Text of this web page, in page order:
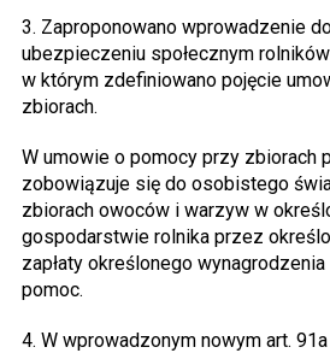
3. Zaproponowano wprowadzenie
ubezpieczeniu społecznym
w którym zdefiniowano pojęcie
zbiorach.
W umowie o pomocy przy zbiorach
zobowiązuje się do osobistego
zbiorach owoców i warzyw w
gospodarstwie rolnika przez
zapłaty określonego
pomoc.
4. W wprowadzonym nowym art.